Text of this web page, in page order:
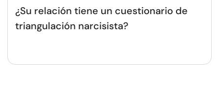
¿Su relación tiene un cuestionario de
triangulación narcisista?